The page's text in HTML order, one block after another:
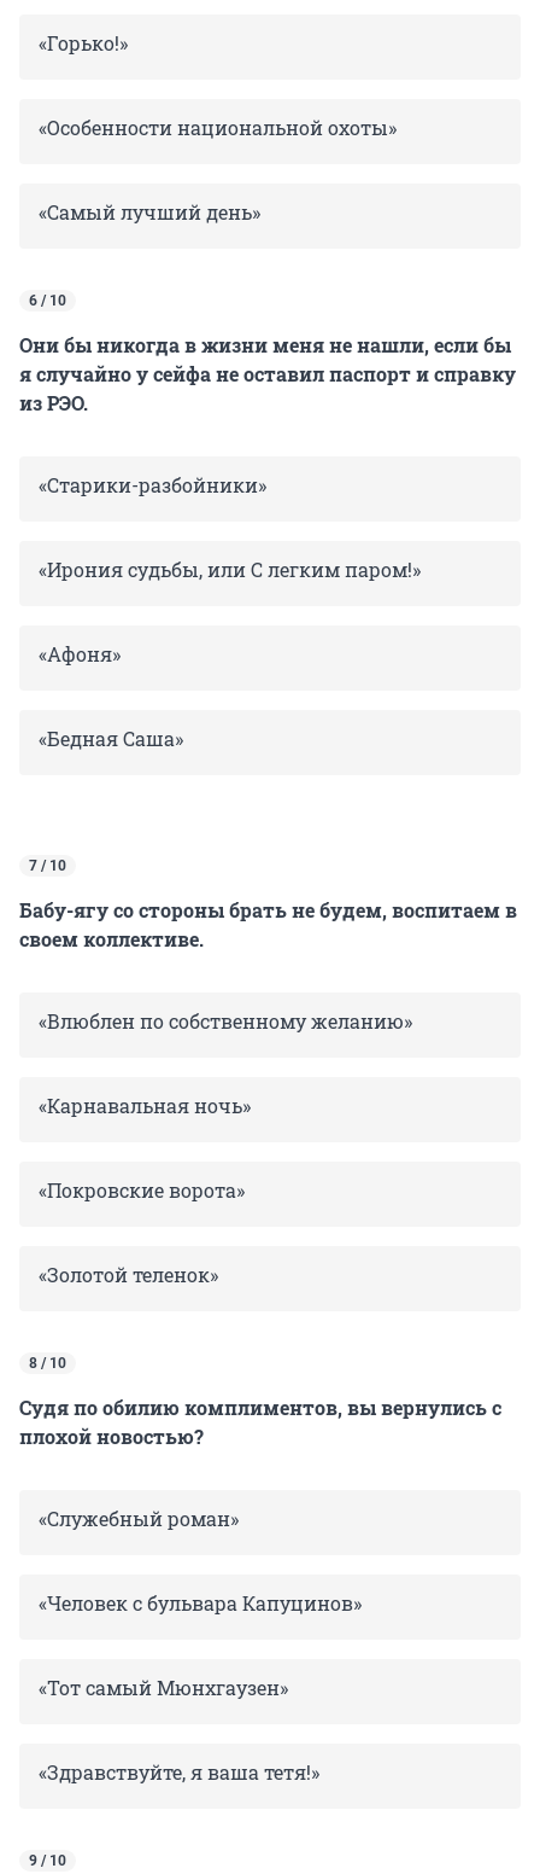
«Горько!»
«Особенности национальной охоты»
«Самый лучший день»
6 / 10
Они бы никогда в жизни меня не нашли, если бы
я случайно у сейфа не оставил паспорт и справку
из РЭО.
«Старики-разбойники»
«Ирония судьбы, или С легким паром!»
«Афоня»
«Бедная Саша»
7 / 10
Бабу-ягу со стороны брать не будем, воспитаем в
своем коллективе.
«Влюблен по собственному желанию»
«Карнавальная ночь»
«Покровские ворота»
«Золотой теленок»
8 / 10
Судя по обилию комплиментов, вы вернулись с
плохой новостью?
«Служебный роман»
«Человек с бульвара Капуцинов»
«Тот самый Мюнхгаузен»
«Здравствуйте, я ваша тетя!»
9 / 10